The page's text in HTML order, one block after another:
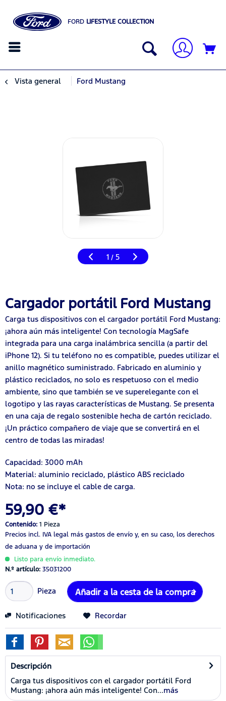
FORD LIFESTYLE COLLECTION
Vista general Ford Mustang
1 / 5
Cargador portátil Ford Mustang
Carga tus dispositivos con el cargador portátil Ford Mustang:
¡ahora aún más inteligente! Con tecnología MagSafe
integrada para una carga inalámbrica sencilla (a partir del
iPhone 12). Si tu teléfono no es compatible, puedes utilizar el
anillo magnético suministrado. Fabricado en aluminio y
plástico reciclados, no solo es respetuoso con el medio
ambiente, sino que también se ve superelegante con el
logotipo y las rayas características de Mustang. Se presenta
en una caja de regalo sostenible hecha de cartón reciclado.
¡Un práctico compañero de viaje que se convertirá en el
centro de todas las miradas!
Capacidad: 3000 mAh
Material: aluminio reciclado, plástico ABS reciclado
Nota: no se incluye el cable de carga.
59,90 €*
Contenido: 1 Pieza
Precios incl. IVA legal más gastos de envío y, en su caso, los derechos
de aduana y de importación
Listo para envío inmediato.
N.º artículo: 35031200
Pieza Añadir a la cesta de la compra
Notificaciones Recordar
Descripción
Carga tus dispositivos con el cargador portátil Ford
Mustang: ¡ahora aún más inteligente! Con...más